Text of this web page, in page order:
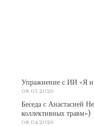
Упражнение с ИИ «Я
08.05.2026
Беседа с Анастасией
коллективных травм»)
08.04.2026